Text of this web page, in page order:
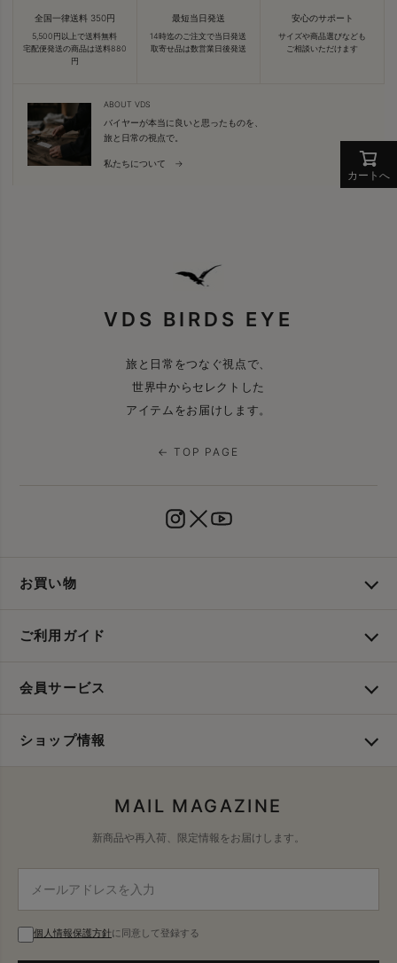
カートへ
全国一律送料 350円
5,500円以上で送料無料
宅配便発送の商品は送料880
円
最短当日発送
14時迄のご注文で当日発送
取寄せ品は数営業日後発送
安心のサポート
サイズや商品選びなども
ご相談いただけます
ABOUT VDS
バイヤーが本当に良いと思ったものを、
旅と日常の視点で。
私たちについて →
VDS BIRDS EYE
旅と日常をつなぐ視点で、
世界中からセレクトした
アイテムをお届けします。
← TOP PAGE
お買い物
ご利用ガイド
会員サービス
ショップ情報
MAIL MAGAZINE
新商品や再入荷、限定情報をお届けします。
個人情報保護方針に同意して登録する